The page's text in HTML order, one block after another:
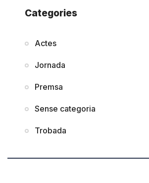
Categories
Actes
Jornada
Premsa
Sense categoria
Trobada